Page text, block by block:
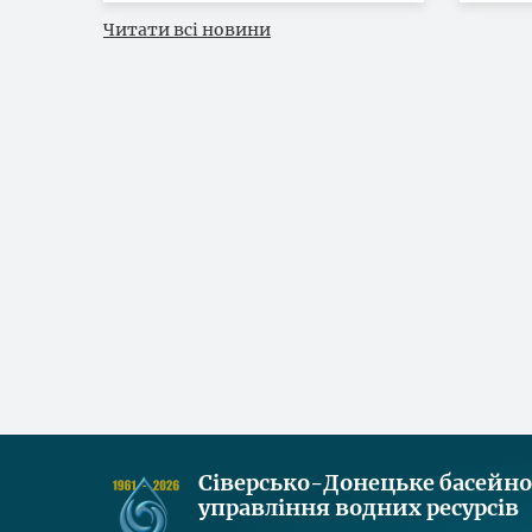
Читати всі новини
Сіверсько-Донецьке
управління водних ресурсів